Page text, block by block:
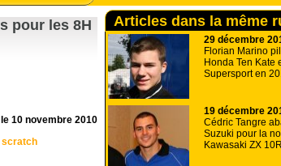
pour les 8H
10 novembre 2010
scratch
Articles dans la même
29 décembre
Florian Marino
Honda Ten Kate
Supersport en
19 décembre
Cédric Tangre
Suzuki pour la
Kawasaki ZX